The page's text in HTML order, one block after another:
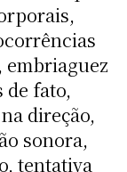
embriaguez
de fato,
direção,
sonora,
tentativa